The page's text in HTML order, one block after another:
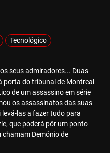
Tecnológico
seus admiradores... Duas
porta do tribunal de Montreal
de um assassino em série
os assassinatos das suas
las a fazer tudo para
que poderá pôr um ponto
Demónio de